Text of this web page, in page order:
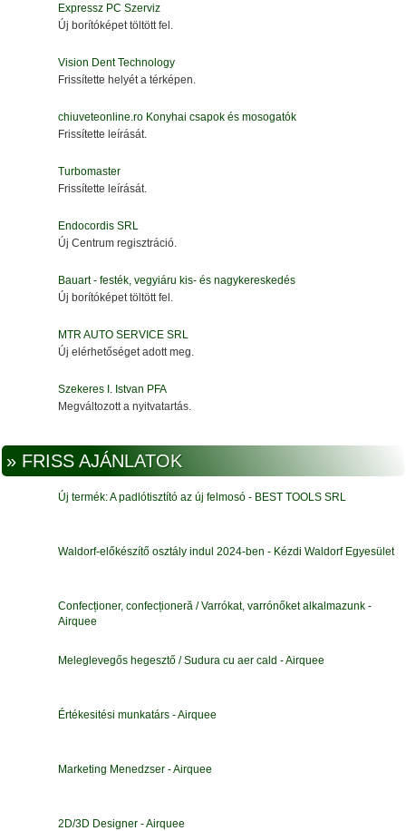
Expressz PC Szerviz
Új borítóképet töltött fel.
Vision Dent Technology
Frissítette helyét a térképen.
chiuveteonline.ro Konyhai csapok és mosogatók
Frissítette leírását.
Turbomaster
Frissítette leírását.
Endocordis SRL
Új Centrum regisztráció.
Bauart - festék, vegyiáru kis- és nagykereskedés
Új borítóképet töltött fel.
MTR AUTO SERVICE SRL
Új elérhetőséget adott meg.
Szekeres I. Istvan PFA
Megváltozott a nyitvatartás.
» FRISS AJÁNLATOK
Új termék: A padlótisztító az új felmosó - BEST TOOLS SRL
Waldorf-előkészítő osztály indul 2024-ben - Kézdi Waldorf Egyesület
Confecționer, confecționeră / Varrókat, varrónőket alkalmazunk -
Airquee
Meleglevegős hegesztő / Sudura cu aer cald - Airquee
Értékesitési munkatárs - Airquee
Marketing Menedzser - Airquee
2D/3D Designer - Airquee